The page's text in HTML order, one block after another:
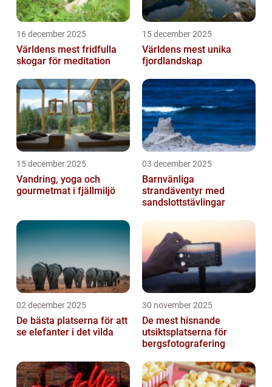
16 december 2025
Världens mest fridfulla
skogar för meditation
15 december 2025
Världens mest unika
fjordlandskap
15 december 2025
Vandring, yoga och
gourmetmat i fjällmiljö
03 december 2025
Barnvänliga
strandäventyr med
sandslottstävlingar
02 december 2025
De bästa platserna för att
se elefanter i det vilda
30 november 2025
De mest hisnande
utsiktsplatserna för
bergsfotografering